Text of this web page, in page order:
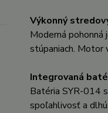
Výkonný
Moderná
stúpaniach. Motor
Integrovaná
Batéria SYR-014
spoľahlivosť a